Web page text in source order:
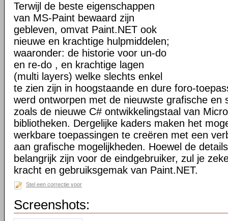
Terwijl de beste eigenschappen
van MS-Paint bewaard zijn
gebleven, omvat Paint.NET ook
nieuwe en krachtige hulpmiddelen;
waaronder: de historie voor un-do
en re-do , en krachtige lagen
(multi layers) welke slechts enkel
te zien zijn in hoogstaande en dure foro-
werd ontworpen met de nieuwste grafische en
zoals de nieuwe C# ontwikkelingstaal van
bibliotheken. Dergelijke kaders maken het
werkbare toepassingen te creëren met een
aan grafische mogelijkheden. Hoewel de
belangrijk zijn voor de eindgebruiker, zul je
kracht en gebruiksgemak van Paint.NET.
Stel een correctie voor
Screenshots: